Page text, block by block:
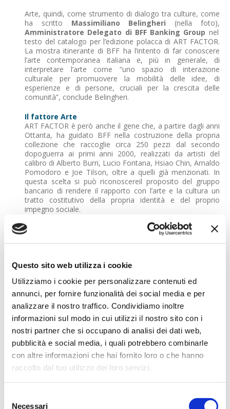
Questo sito web utilizza i cookie
Utilizziamo i cookie per personalizzare contenuti ed
annunci, per fornire funzionalità dei social media e per
analizzare il nostro traffico. Condividiamo inoltre
informazioni sul modo in cui utilizzi il nostro sito con i
nostri partner che si occupano di analisi dei dati web,
pubblicità e social media, i quali potrebbero combinarle
con altre informazioni che hai fornito loro o che hanno
raccolto dal tuo utilizzo dei loro servizi.
Necessari
Arte, quindi, come strumento di dialogo tra culture, come
ha scritto Massimiliano Belingheri (nella foto),
Amministratore Delegato di BFF Banking Group nel
testo del catalogo per l’edizione polacca di ART FACTOR.
La mostra itinerante di BFF ha l’intento di far conoscere
l’arte contemporanea italiana e, più in generale, di
interpretare l’arte come “uno spazio di interazione
culturale per promuovere la mobilità delle idee, di
esperienze e di persone, cruciali per la crescita delle
comunità”, conclude Belingheri.
Il fattore Arte
ART FACTOR è però anche il gene che, a partire dagli anni
Ottanta, ha guidato BFF nella costruzione della propria
collezione che raccoglie circa 250 pezzi dal secondo
dopoguerra ai primi anni 2000, realizzati da artisti del
calibro di Alberto Burri, Lucio Fontana, Hsiao Chin, Arnaldo
Pomodoro e Joe Tilson, oltre a quelli già menzionati. In
questa scelta si può riconoscereil proposito del gruppo
bancario di rendere il rapporto con l’arte e la cultura un
tratto costitutivo della propria identità e del proprio
impegno sociale.
Questa visione si ritrova pienamente nel progetto
espositivo, come conferma Maria Alicata: “Questa
momento storico in cui il ruolo delle imprese è diventato
promozione dell’arte come patrimonio comune. ART
FACTOR racchiude il desiderio di essere attivi protagonisti
in quelle iniziative che generano valore per la società,
questa mostra”.
L’itinerario europeo della mostra si concluderà a “Casa
BFF”, la nuova sede del Gruppo a Milano, dove sarà
allestito uno spazio museale permanente aperto al
pubblico.